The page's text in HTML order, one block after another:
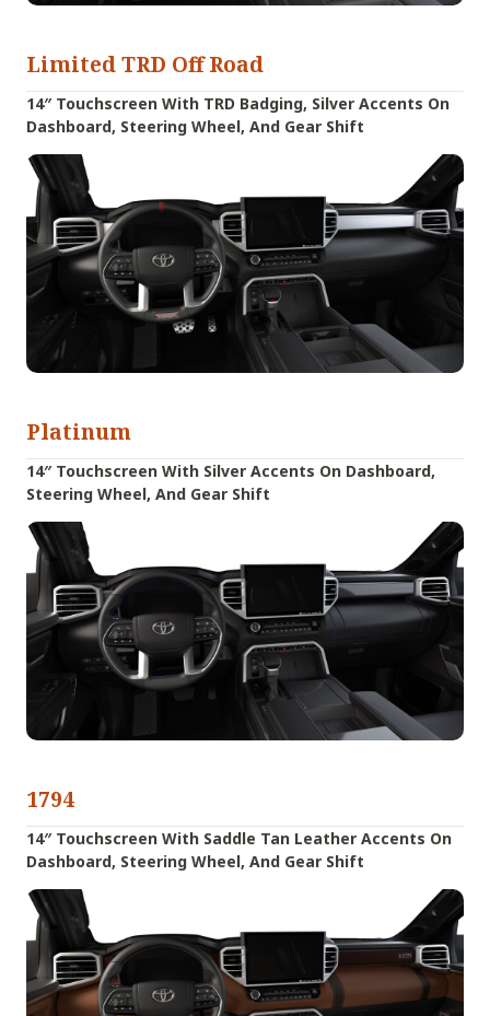
Limited TRD Off Road
14″ Touchscreen With TRD Badging, Silver Accents On
Dashboard, Steering Wheel, And Gear Shift
Platinum
14″ Touchscreen With Silver Accents On Dashboard,
Steering Wheel, And Gear Shift
1794
14″ Touchscreen With Saddle Tan Leather Accents On
Dashboard, Steering Wheel, And Gear Shift